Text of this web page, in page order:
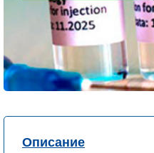
Описание